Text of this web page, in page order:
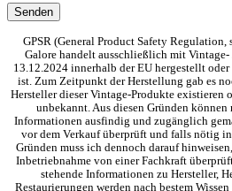
GPSR (General Product Safety
Galore handelt ausschließlich mit Vintage-
13.12.2024 innerhalb der EU hergestellt
ist. Zum Zeitpunkt der Herstellung gab es
Hersteller dieser Vintage-Produkte existieren
unbekannt. Aus diesen Gründen
Informationen ausfindig und zugänglich
vor dem Verkauf überprüft und falls nötig
Gründen muss ich dennoch darauf
Inbetriebnahme von einer Fachkraft
stehende Informationen zu Hersteller,
Restaurierungen werden nach bestem